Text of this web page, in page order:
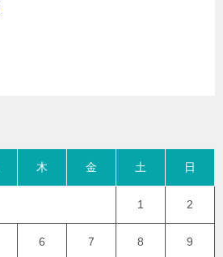
木 金 土 日
1 2
6 7 8 9